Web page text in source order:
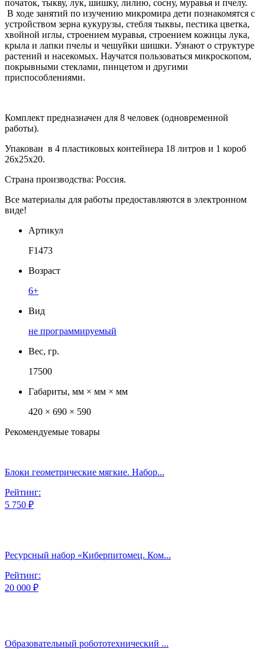
початок, тыкву, лук, шишку, лилию, сосну, муравья и пчелу.
В ходе занятий по изучению микромира дети познакомятся с
устройством зерна кукурузы, стебля тыквы, пестика цветка,
хвойной иглы, строением муравья, строением кожицы лука,
крыла и лапки пчелы и чешуйки шишки. Узнают о структуре
растений и насекомых. Научатся пользоваться микроскопом,
покрывными стеклами, пинцетом и другими
приспособлениями.
Комплект предназначен для 8 человек (одновременной
работы).
Упакован в 4 пластиковых контейнера 18 литров и 1 короб
26х25х20.
Страна производства: Россия.
Все материалы для работы предоставляются в электронном
виде!
Артикул
F1473
Возраст
6+
Вид
не программируемый
Вес, гр.
17500
Габариты, мм × мм × мм
420 × 690 × 590
Рекомендуемые товары
Блоки геометрические мягкие. Набор...
Рейтинг:
5 750 ₽
Ресурсный набор «Киберпитомец. Ком...
Рейтинг:
20 000 ₽
Образовательный робототехнический ...